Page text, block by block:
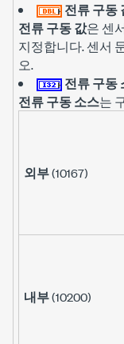
전류 구동
전류 구동 값은 센
지정합니다. 센서
오.
전류 구동
전류 구동 소스는
외부(10167)
내부(10200)